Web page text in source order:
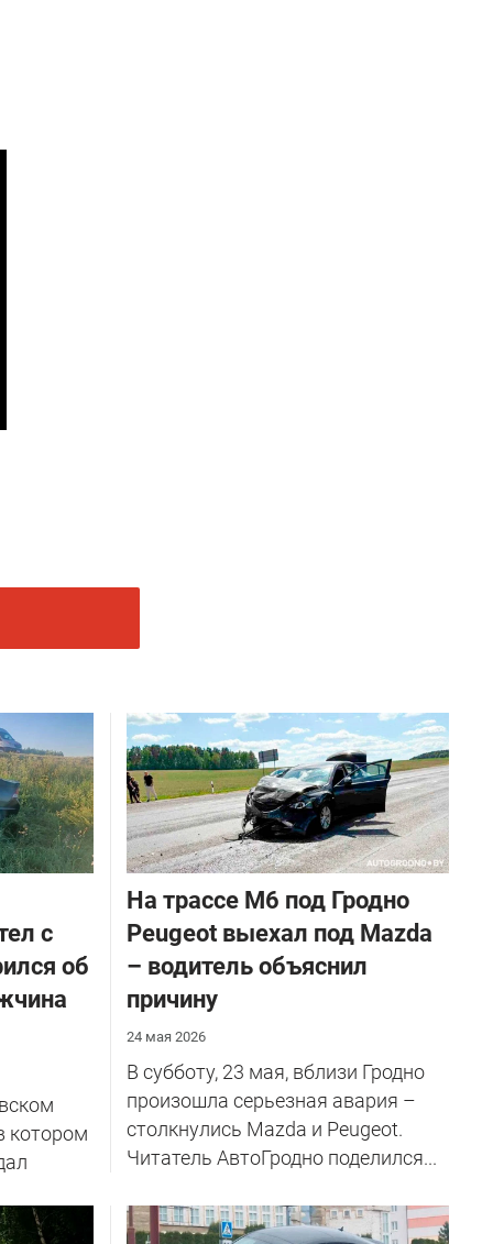
с
об
котором
На трассе М6 под Гродно
Peugeot выехал под Mazda
– водитель объяснил
причину
24 мая 2026
В субботу, 23 мая, вблизи Гродно
произошла серьезная авария –
столкнулись Mazda и Peugeot.
Читатель АвтоГродно поделился...